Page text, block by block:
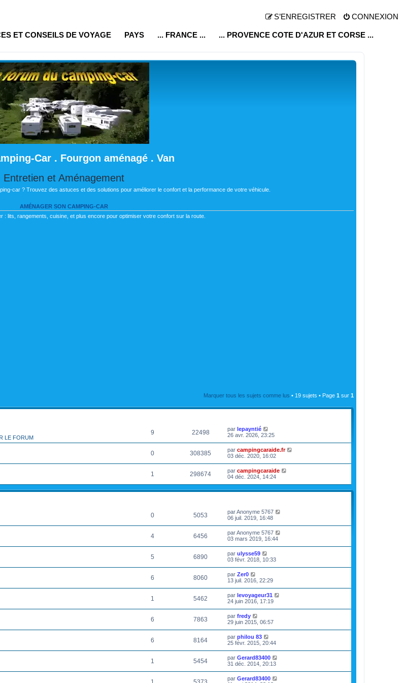
CONNEXION
S’ENREGISTRER
ET CONSEILS DE VOYAGE PAYS ... FRANCE ... ... PROVENCE COTE D'AZUR ET CORSE ...
Car . Fourgon aménagé . Van
Entretien et Aménagement
car ? Trouvez des astuces et des solutions pour améliorer le confort et la performance de votre véhicule.
AMÉNAGER SON CAMPING-CAR
: lits, rangements, cuisine, et plus encore pour optimiser votre confort sur la route.
Marquer tous les sujets comme lus • 19 sujets • Page 1 sur 1
LE FORUM
9 22498 par lepayntié
26 avr. 2026, 23:25
0 308385 par campingcaraide.fr
03 déc. 2020, 16:02
1 298674 par campingcaraide
04 déc. 2024, 14:24
0 5053 parAnonyme 5767
06 juil. 2019, 16:48
4 6456 parAnonyme 5767
03 mars 2019, 16:44
5 6890 par ulysse59
03 févr. 2018, 10:33
6 8060 par Zer0
13 juil. 2016, 22:29
1 5462 par levoyageur31
24 juin 2016, 17:19
6 7863 par fredy
29 juin 2015, 06:57
6 8164 par philou 83
25 févr. 2015, 20:44
1 5454 par Gerard83400
31 déc. 2014, 20:13
par Gerard83400